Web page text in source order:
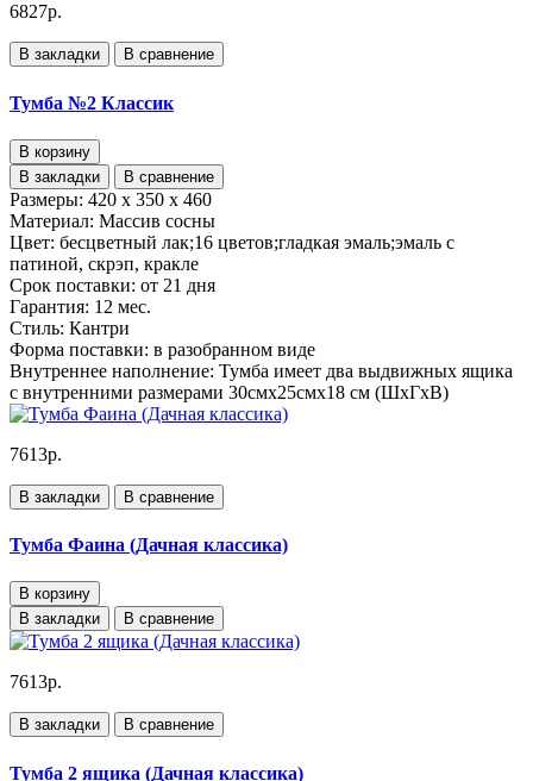
6827р.
В закладки В сравнение
Тумба №2 Классик
В корзину
В закладки
В сравнение
Размеры: 420 x 350 x 460
Материал: Массив сосны
Цвет: бесцветный лак;16 цветов;гладкая эмаль;эмаль с
патиной, скрэп, кракле
Срок поставки: от 21 дня
Гарантия: 12 мес.
Стиль: Кантри
Форма поставки: в разобранном виде
Внутреннее наполнение: Тумба имеет два выдвижных ящика
с внутренними размерами 30смх25смх18 см (ШхГхВ)
7613р.
В закладки В сравнение
Тумба Фаина (Дачная классика)
В корзину
В закладки
В сравнение
7613р.
В закладки В сравнение
Тумба 2 ящика (Дачная классика)